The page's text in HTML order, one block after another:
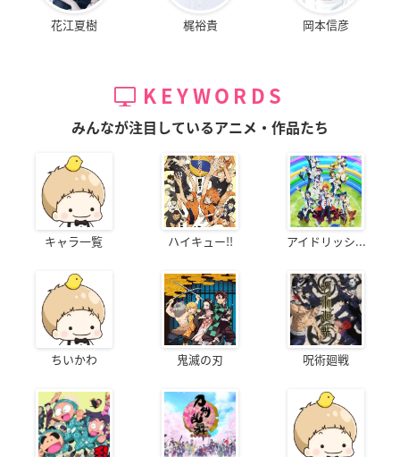
花江夏樹 梶裕貴 岡本信彦
KEYWORDS
みんなが注目しているアニメ・作品たち
キャラ一覧 ハイキュー!! アイドリッシ...
ちいかわ 鬼滅の刃 呪術廻戦